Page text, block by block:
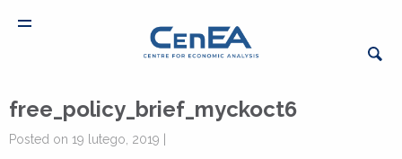
free_policy_brief_myckoct6
Posted on 19 lutego, 2019 |